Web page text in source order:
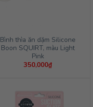
Bình thìa ăn dặm Silicone
Boon SQUIRT, màu Light
Pink
350,000₫